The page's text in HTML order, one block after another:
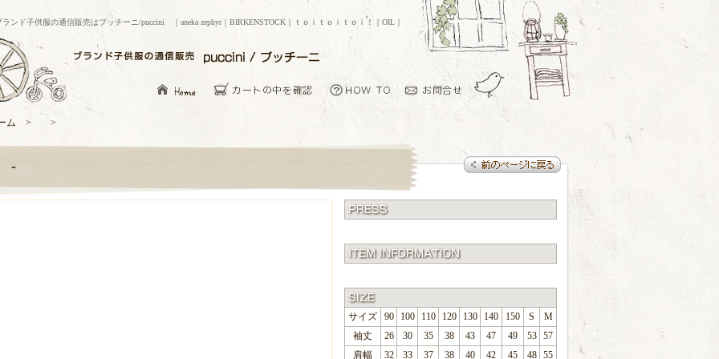
ランド子供服の通信販売はプッチーニ/puccini ｜aneka zephyr｜BIRKENSTOCK｜ｔｏｉｔｏｉｔｏｉ！｜OIL｜
ーム > >
-
サイズ 90 100 110 120 130 140 150 S
M
袖丈
26 30 35 38 43 47 49 53
57
肩幅
32 33 37 38 40 42 45 48 55